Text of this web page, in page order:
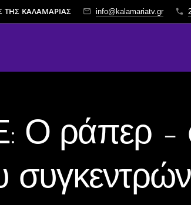
ΤΗΣ ΚΑΛΑΜΑΡΙΑΣ info@kalamariatv.gr
Ο ράπερ –